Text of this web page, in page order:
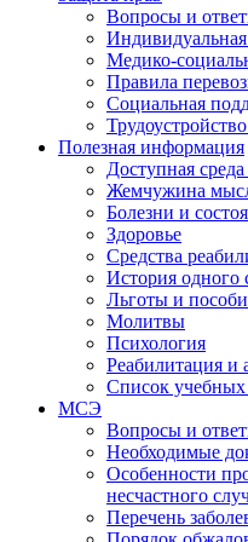
Вопросы и
Медико-
Правила
Социальная
Полезная информация
Доступная
Жемчужина
Болезни и
Здоровье
Средства
История одного
Льготы и
Молитвы
Психология
Реабилитация и
Список учебных
МСЭ
Вопросы и
Необходимые
Особенности
несчастного
Перечень